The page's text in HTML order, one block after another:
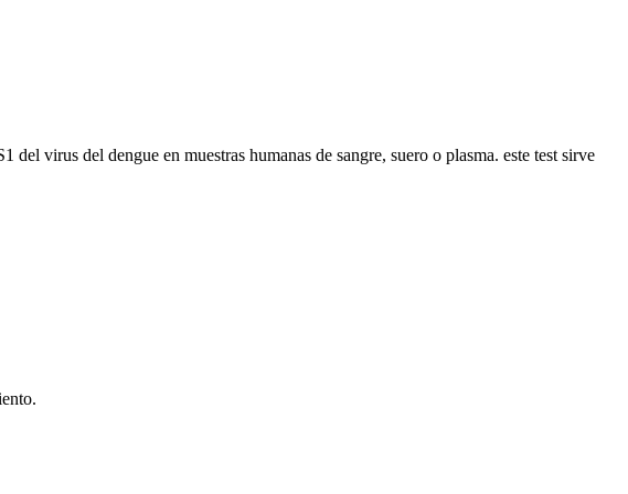
virus del dengue en muestras humanas de sangre, suero o plasma. este test sirve